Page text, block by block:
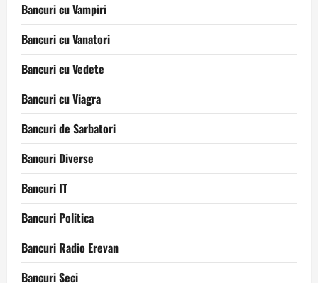
Bancuri cu Vampiri
Bancuri cu Vanatori
Bancuri cu Vedete
Bancuri cu Viagra
Bancuri de Sarbatori
Bancuri Diverse
Bancuri IT
Bancuri Politica
Bancuri Radio Erevan
Bancuri Seci